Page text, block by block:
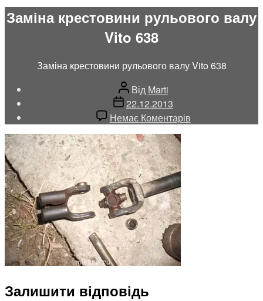
Заміна крестовини рульового валу
Vito 638
Заміна крестовини рульового валу Vito 638
Автор
запису
Від Marti
Дата
запису
22.12.2013
Немає Коментарівдо
Залишити відповідь